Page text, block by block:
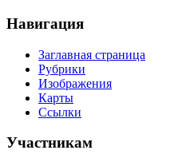
Навигация
Заглавная страница
Рубрики
Изображения
Карты
Ссылки
Участникам